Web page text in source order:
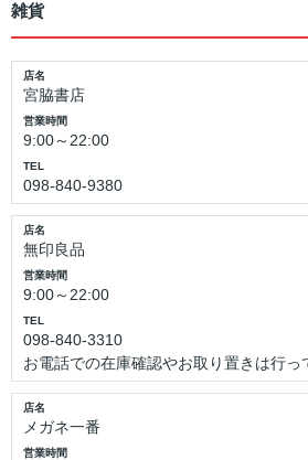
雑貨
店名
宮脇書店
営業時間
9:00～22:00
TEL
098-840-9380
店名
無印良品
営業時間
9:00～22:00
TEL
098-840-3310
お電話での在庫確認やお取り置きは行っ
店名
メガネ一番
営業時間